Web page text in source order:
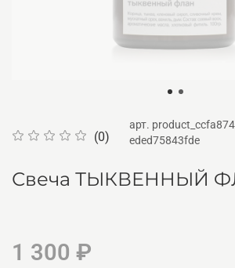
(0)
арт.
eded75843fde
Свеча ТЫКВЕННЫЙ
1 300 ₽